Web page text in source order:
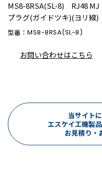
MS8-8RSA(SL-8) RJ48 MJ
プラグ(ガイドツキ)(ヨリ線)
型番： MS8-8RSA(SL-8)
お問い合わせはこちら
当サイト
エスケイ工機製
お見積り・